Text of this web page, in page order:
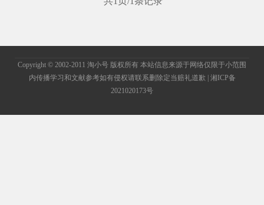
Copyright © 2002-2011 淘小号 版权所有 本站信息来源于网络仅限于小范围
内传播学习和文献参考如有侵权请联系删除定当赔礼道歉 | 湘ICP备
2021020173号